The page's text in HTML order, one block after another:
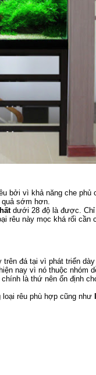
bởi vì khả năng che phủ
sớm hơn.
dưới 28 độ là được. Chỉ
rêu này mọc khá rối cần
đá tại vì phát triển
nay vì nó thuộc nhóm
là thứ nên ổn định
rêu phù hợp cũng như